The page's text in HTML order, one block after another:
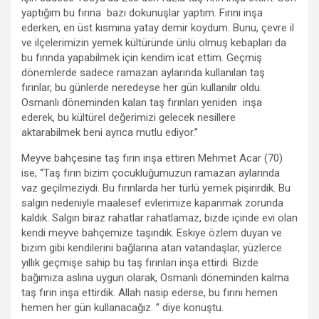
yaptığım bu fırına bazı dokunuşlar yaptım. Fırını inşa
ederken, en üst kısmına yatay demir koydum. Bunu, çevre il
ve ilçelerimizin yemek kültüründe ünlü olmuş kebapları da
bu fırında yapabilmek için kendim icat ettim. Geçmiş
dönemlerde sadece ramazan aylarında kullanılan taş
fırınlar, bu günlerde neredeyse her gün kullanılır oldu.
Osmanlı döneminden kalan taş fırınları yeniden inşa
ederek, bu kültürel değerimizi gelecek nesillere
aktarabilmek beni ayrıca mutlu ediyor.”
Meyve bahçesine taş fırın inşa ettiren Mehmet Acar (70)
ise, “Taş fırın bizim çocukluğumuzun ramazan aylarında
vaz geçilmeziydi. Bu fırınlarda her türlü yemek pişirirdik. Bu
salgın nedeniyle maalesef evlerimize kapanmak zorunda
kaldık. Salgın biraz rahatlar rahatlamaz, bizde içinde evi olan
kendi meyve bahçemize taşındık. Eskiye özlem duyan ve
bizim gibi kendilerini bağlarına atan vatandaşlar, yüzlerce
yıllık geçmişe sahip bu taş fırınları inşa ettirdi. Bizde
bağımıza aslına uygun olarak, Osmanlı döneminden kalma
taş fırın inşa ettirdik. Allah nasip ederse, bu fırını hemen
hemen her gün kullanacağız. ” diye konuştu.